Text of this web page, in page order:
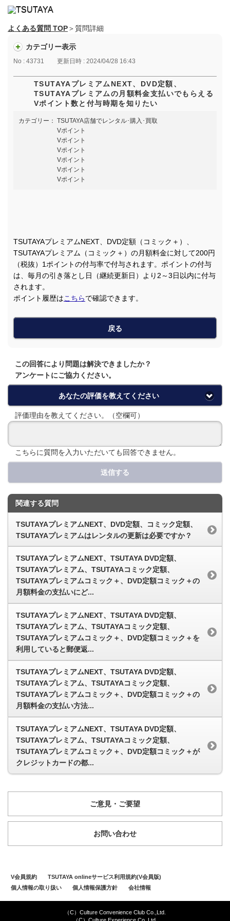
よくある質問 TOP＞質問詳細
カテゴリー表示
No : 43731 更新日時 : 2024/04/28 16:43
TSUTAYAプレミアムNEXT、DVD定額、
TSUTAYAプレミアムの月額料金支払いでもらえる
Vポイント数と付与時期を知りたい
カテゴリー： TSUTAYA店舗でレンタル･購入･買取
Vポイント
Vポイント
Vポイント
Vポイント
Vポイント
Vポイント
TSUTAYAプレミアムNEXT、DVD定額（コミック＋）、
TSUTAYAプレミアム（コミック＋）の月額料金に対して200円
（税抜）1ポイントの付与率で付与されます。ポイントの付与
は、毎月の引き落とし日（継続更新日）より2～3日以内に付与
されます。
ポイント履歴はこちらで確認できます。
戻る
この回答により問題は解決できましたか？
アンケートにご協力ください。
あなたの評価を教えてください
評価理由を教えてください。（空欄可）
こちらに質問を入力いただいても回答できません。
送信する
関連する質問
TSUTAYAプレミアムNEXT、DVD定額、コミック定額、
TSUTAYAプレミアムはレンタルの更新は必要ですか？
TSUTAYAプレミアムNEXT、TSUTAYA DVD定額、
TSUTAYAプレミアム、TSUTAYAコミック定額、
TSUTAYAプレミアムコミック＋、DVD定額コミック＋の
月額料金の支払いにど...
TSUTAYAプレミアムNEXT、TSUTAYA DVD定額、
TSUTAYAプレミアム、TSUTAYAコミック定額、
TSUTAYAプレミアムコミック＋、DVD定額コミック＋を
利用していると郵便返...
TSUTAYAプレミアムNEXT、TSUTAYA DVD定額、
TSUTAYAプレミアム、TSUTAYAコミック定額、
TSUTAYAプレミアムコミック＋、DVD定額コミック＋の
月額料金の支払い方法...
TSUTAYAプレミアムNEXT、TSUTAYA DVD定額、
TSUTAYAプレミアム、TSUTAYAコミック定額、
TSUTAYAプレミアムコミック＋、DVD定額コミック＋が
クレジットカードの都...
ご意見・ご要望
お問い合わせ
V会員規約
TSUTAYA onlineサービス利用規約(V会員版)
個人情報の取り扱い
個人情報保護方針 会社情報
（C）Culture Convenience Club Co.,Ltd.